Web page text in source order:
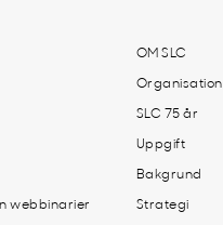
webbinarier
OM SLC
Organisation
SLC 75 år
Uppgift
Bakgrund
Strategi